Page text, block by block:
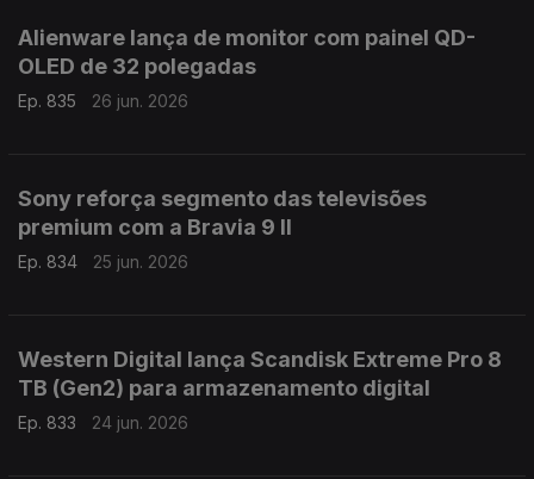
Alienware lança de monitor com painel QD-
OLED de 32 polegadas
Ep. 835 26 jun. 2026
Sony reforça segmento das televisões
premium com a Bravia 9 II
Ep. 834 25 jun. 2026
Western Digital lança Scandisk Extreme Pro 8
TB (Gen2) para armazenamento digital
Ep. 833 24 jun. 2026